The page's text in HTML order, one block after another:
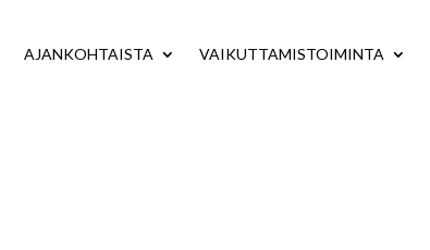
AJANKOHTAISTA VAIKUTTAMISTOIMINTA